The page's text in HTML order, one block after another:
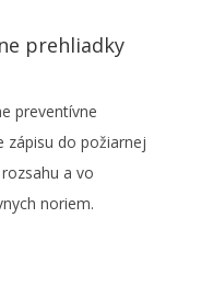
prehliadky
preventívne
zápisu do požiarnej
a vo
noriem.